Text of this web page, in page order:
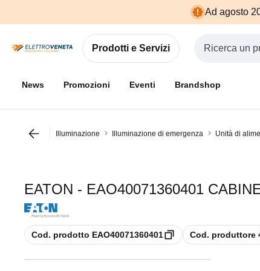
Ad agosto
Prodotti e Servizi
Cerca input
News Promozioni Eventi Brandshop
Illuminazione Illuminazione di emergenza Unità di
EATON - EAO40071360401
copiaCod. prodotto EAO40071360401 copiaCod. produttore